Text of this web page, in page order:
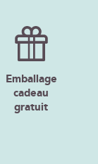
Emballage
cadeau
gratuit